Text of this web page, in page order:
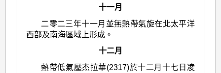
十一月
二零二三年十一月並無熱帶氣旋在北太平洋
西部及南海區域上形成。
十二月
熱帶低氣壓杰拉華(2317)於十二月十七日凌